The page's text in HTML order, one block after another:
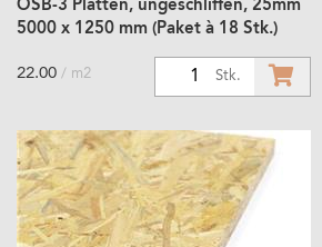
OSB-3 Platten, ungeschliffen, 25mm
5000 x 1250 mm (Paket à 18 Stk.)
Stk.
22.00 / m2